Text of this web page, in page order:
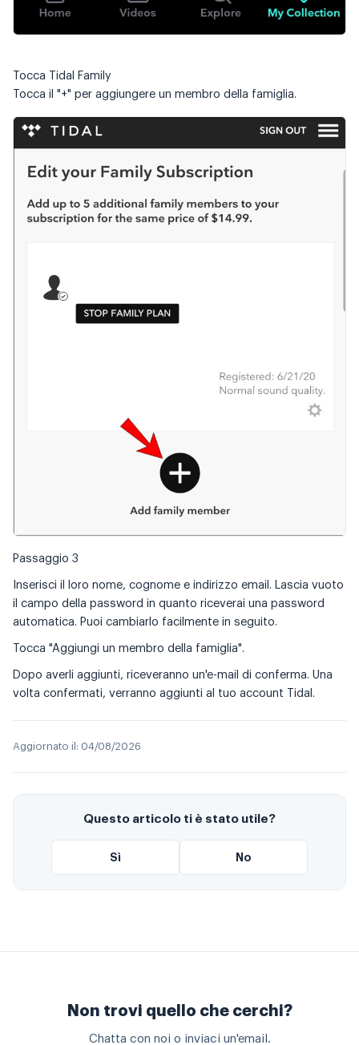
Tocca Tidal Family
Tocca il "+" per aggiungere un membro della famiglia.
Passaggio 3
Inserisci il loro nome, cognome e indirizzo email. Lascia vuoto
il campo della password in quanto riceverai una password
automatica. Puoi cambiarlo facilmente in seguito.
Tocca "Aggiungi un membro della famiglia".
Dopo averli aggiunti, riceveranno un'e-mail di conferma. Una
volta confermati, verranno aggiunti al tuo account Tidal.
Aggiornato il: 04/08/2026
Questo articolo ti è stato utile?
Sì No
Non trovi quello che cerchi?
Chatta con noi o inviaci un'email.